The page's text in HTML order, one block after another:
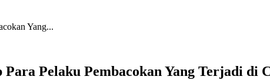
Yang...
Pelaku Pembacokan Yang Terjadi di